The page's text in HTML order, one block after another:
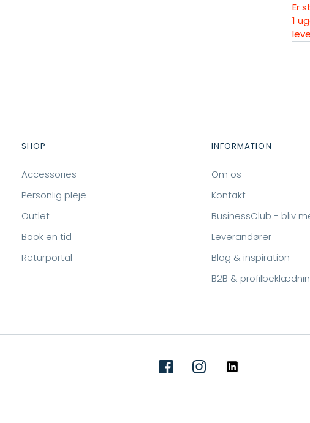
Er
1
SHOP
Accessories
Personlig pleje
Outlet
Book en tid
Returportal
INFORMATION
Om os
Kontakt
BusinessClub - bliv
Leverandører
Blog & inspiration
B2B &